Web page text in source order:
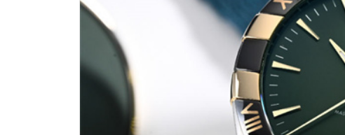
深圳市罗湖区深南东路5001号华润大厦写
惠州市惠城区江北文昌一路7号华贸大厦写
厦门市思明区湖滨东路95号华润大厦写字
福州市鼓楼区五四路128-1号恒力城写字楼
成都市锦江区人民东路6号SAC东原中心写
重庆市江北区观音桥步行街2号融恒时代
长沙市芙蓉区定王台街道建湘路393号世